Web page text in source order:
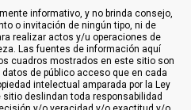
informativo, y no brinda consejo,
o invitación de ningún tipo, ni de
realizar actos y/u operaciones de
Las fuentes de información aquí
cuadros mostrados en este sitio son
de público acceso que en cada
intelectual amparada por la Ley
deslindan toda responsabilidad